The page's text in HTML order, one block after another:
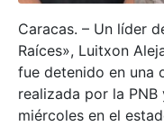
Caracas. – Un líder
Raíces», Luitxon
fue detenido en una
realizada por la PNB
miércoles en el